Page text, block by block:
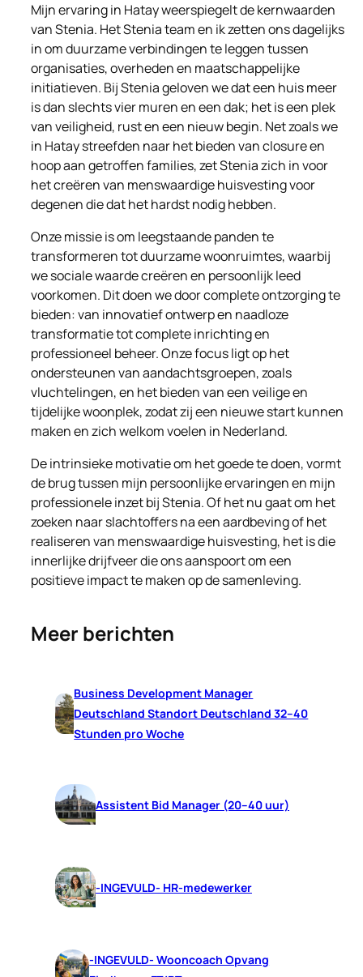
Mijn ervaring in Hatay weerspiegelt de kernwaarden
van Stenia. Het Stenia team en ik zetten ons dagelijks
in om duurzame verbindingen te leggen tussen
organisaties, overheden en maatschappelijke
initiatieven. Bij Stenia geloven we dat een huis meer
is dan slechts vier muren en een dak; het is een plek
van veiligheid, rust en een nieuw begin. Net zoals we
in Hatay streefden naar het bieden van closure en
hoop aan getroffen families, zet Stenia zich in voor
het creëren van menswaardige huisvesting voor
degenen die dat het hardst nodig hebben.
Onze missie is om leegstaande panden te
transformeren tot duurzame woonruimtes, waarbij
we sociale waarde creëren en persoonlijk leed
voorkomen. Dit doen we door complete ontzorging te
bieden: van innovatief ontwerp en naadloze
transformatie tot complete inrichting en
professioneel beheer. Onze focus ligt op het
ondersteunen van aandachtsgroepen, zoals
vluchtelingen, en het bieden van een veilige en
tijdelijke woonplek, zodat zij een nieuwe start kunnen
maken en zich welkom voelen in Nederland.
De intrinsieke motivatie om het goede te doen, vormt
de brug tussen mijn persoonlijke ervaringen en mijn
professionele inzet bij Stenia. Of het nu gaat om het
zoeken naar slachtoffers na een aardbeving of het
realiseren van menswaardige huisvesting, het is die
innerlijke drijfveer die ons aanspoort om een
positieve impact te maken op de samenleving.
Meer berichten
Business Development Manager
Deutschland Standort Deutschland 32–40
Stunden pro Woche
Assistent Bid Manager (20–40 uur)
-INGEVULD- HR-medewerker
-INGEVULD- Wooncoach Opvang